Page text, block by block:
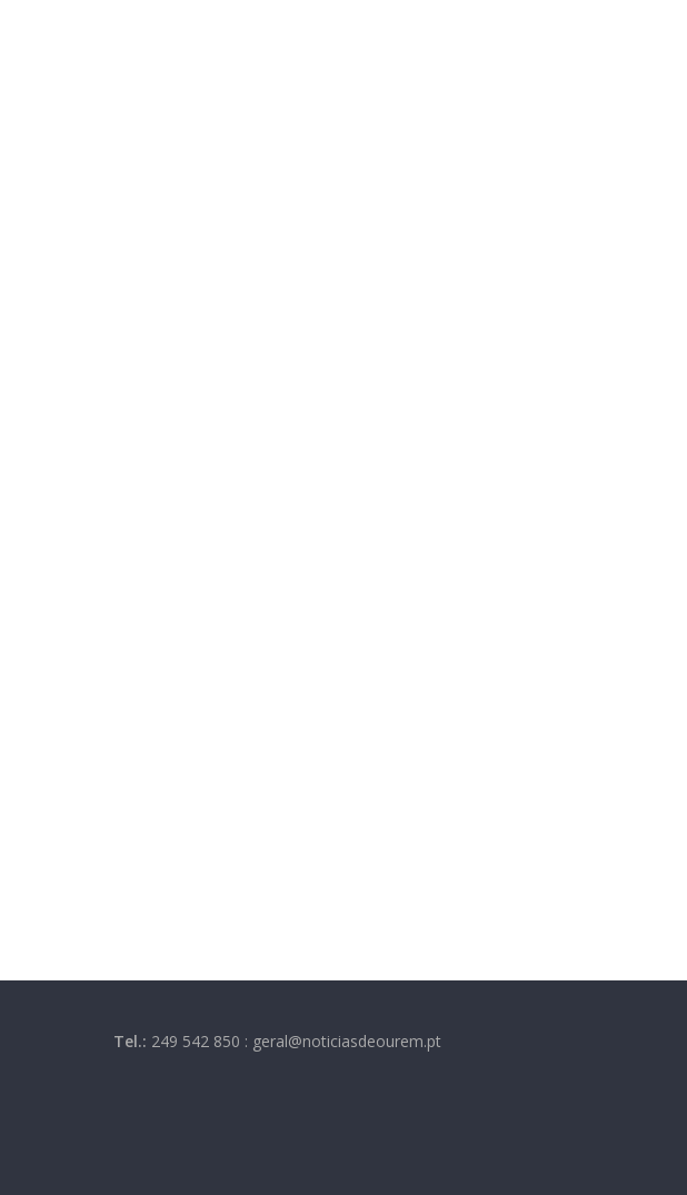
Tel.: 249 542 850 : geral@noticiasdeourem.pt